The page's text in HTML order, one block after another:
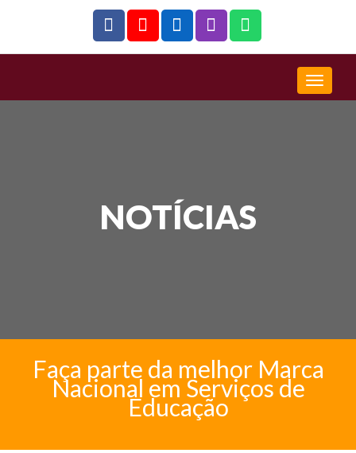
NOTÍCIAS
Faça parte da melhor Marca
Nacional em Serviços de
Educação